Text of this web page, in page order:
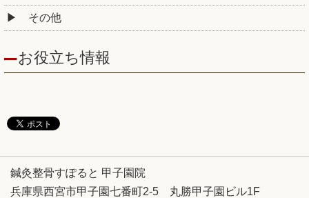
その他
お役立ち情報
鍼灸整骨すぽると 甲子園院
兵庫県西宮市甲子園七番町2-5 丸勝甲子園ビル1F